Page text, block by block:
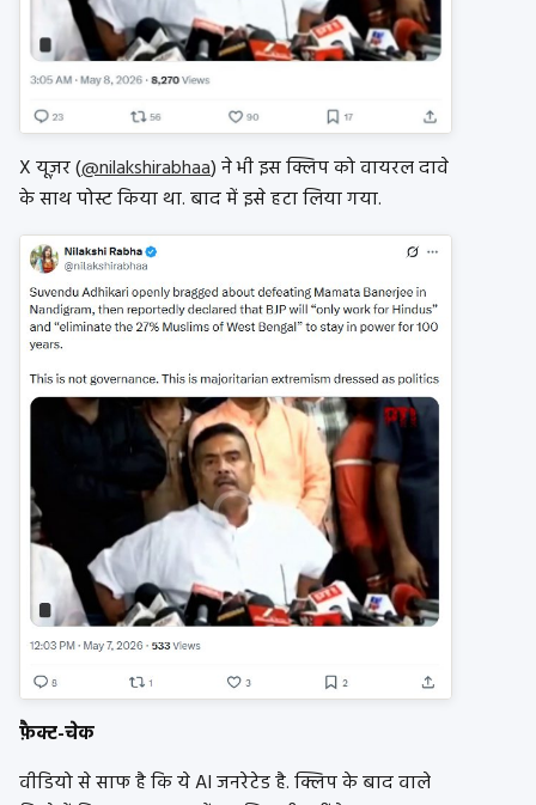
X यूज़र (@nilakshirabhaa) ने भी इस क्लिप को वायरल दावे
के साथ पोस्ट किया था. बाद में इसे हटा लिया गया.
फ़ैक्ट-चेक
वीडियो से साफ है कि ये AI जनरेटेड है. क्लिप के बाद वाले